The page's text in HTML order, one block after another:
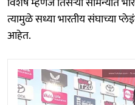
त्यामुळे सध्या भारतीय संघाच्या
आहेत.